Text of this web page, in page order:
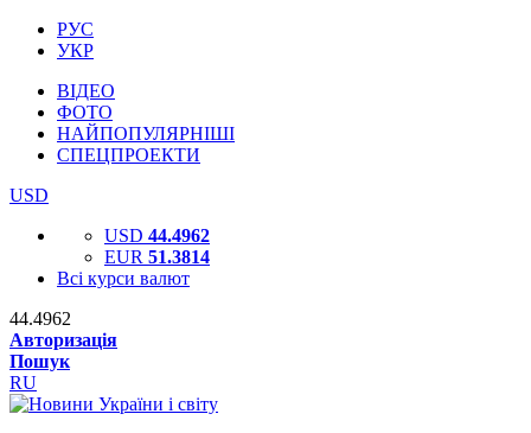
РУС
УКР
ВІДЕО
ФОТО
НАЙПОПУЛЯРНІШІ
СПЕЦПРОЕКТИ
USD
USD 44.4962
EUR 51.3814
Всі курси валют
44.4962
Авторизація
Пошук
RU